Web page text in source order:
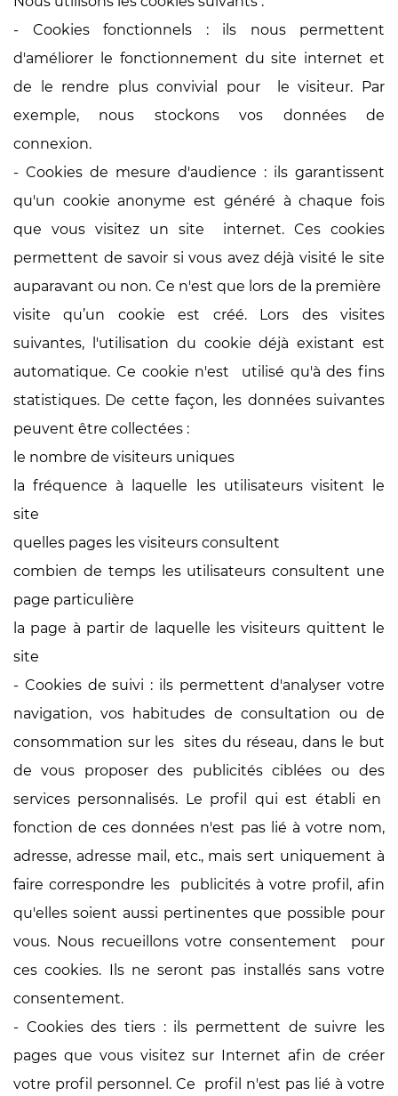
- Cookies fonctionnels : ils nous permettent
d'améliorer le fonctionnement du site internet et
de le rendre plus convivial pour le visiteur. Par
exemple, nous stockons vos données de
connexion.
- Cookies de mesure d'audience : ils garantissent
qu'un cookie anonyme est généré à chaque fois
que vous visitez un site internet. Ces cookies
permettent de savoir si vous avez déjà visité le site
auparavant ou non. Ce n'est que lors de la première
visite qu’un cookie est créé. Lors des visites
suivantes, l'utilisation du cookie déjà existant est
automatique. Ce cookie n'est utilisé qu'à des fins
statistiques. De cette façon, les données suivantes
peuvent être collectées :
le nombre de visiteurs uniques
la fréquence à laquelle les utilisateurs visitent le
site
quelles pages les visiteurs consultent
combien de temps les utilisateurs consultent une
page particulière
la page à partir de laquelle les visiteurs quittent le
site
- Cookies de suivi : ils permettent d'analyser votre
navigation, vos habitudes de consultation ou de
consommation sur les sites du réseau, dans le but
de vous proposer des publicités ciblées ou des
services personnalisés. Le profil qui est établi en
fonction de ces données n'est pas lié à votre nom,
adresse, adresse mail, etc., mais sert uniquement à
faire correspondre les publicités à votre profil, afin
qu'elles soient aussi pertinentes que possible pour
vous. Nous recueillons votre consentement pour
ces cookies. Ils ne seront pas installés sans votre
consentement.
- Cookies des tiers : ils permettent de suivre les
pages que vous visitez sur Internet afin de créer
votre profil personnel. Ce profil n'est pas lié à votre